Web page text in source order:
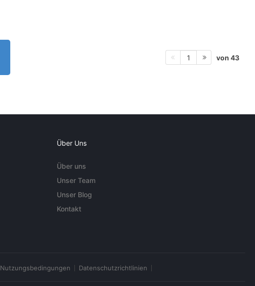
1 von 43
Über Uns
Über uns
Unser Team
Unser Blog
Kontakt
Nutzungsbedingungen Datenschutzrichtlinien